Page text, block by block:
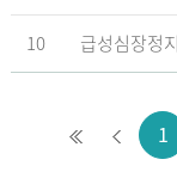
10 급성심장정
1